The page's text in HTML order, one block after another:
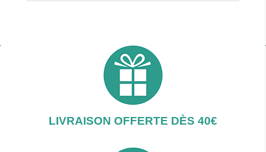
LIVRAISON OFFERTE DÈS 40€